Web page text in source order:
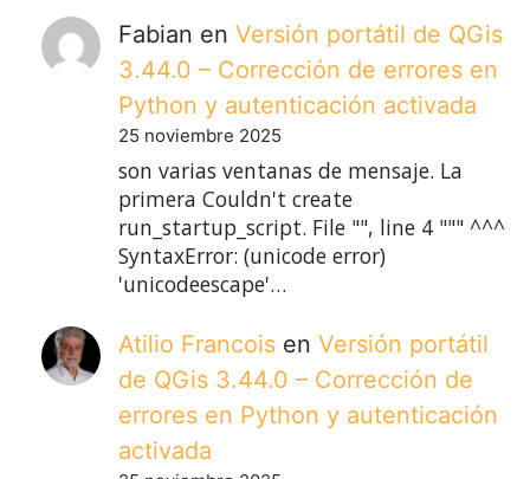
Fabian en Versión portátil de QGis
3.44.0 – Corrección de errores en
Python y autenticación activada
25 noviembre 2025
son varias ventanas de mensaje. La
primera Couldn't create
run_startup_script. File "", line 4 """ ^^^
SyntaxError: (unicode error)
'unicodeescape'…
Atilio Francois en Versión portátil
de QGis 3.44.0 – Corrección de
errores en Python y autenticación
activada